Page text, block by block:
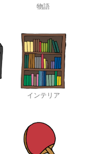
物語
インテリア